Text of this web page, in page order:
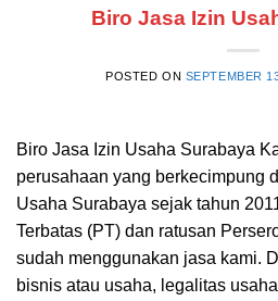
Biro Jasa Izin
POSTED ON SEPTEMBER
Biro Jasa Izin Usaha Surabaya
perusahaan yang berkecimpung
Usaha Surabaya sejak tahun
Terbatas (PT) dan ratusan
sudah menggunakan jasa kami.
bisnis atau usaha, legalitas